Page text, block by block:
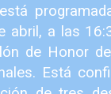
abril, a las
de Honor
Está